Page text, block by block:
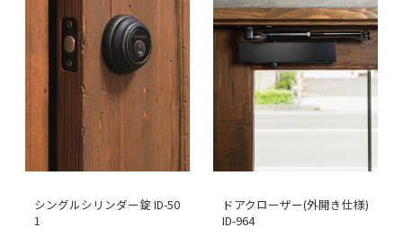
シングルシリンダー錠 ID-50
1
ドアクローザー(外開き仕様)
ID-964